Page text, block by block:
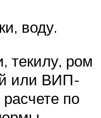
воду.
текилу, ром
или ВИП-
по